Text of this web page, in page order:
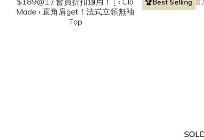
🏆Best Selling